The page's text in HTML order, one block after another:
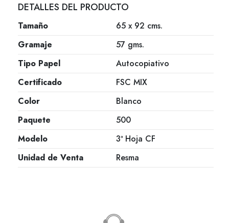
DETALLES DEL PRODUCTO
Tamaño
65 x 92 cms.
Gramaje
57 gms.
Tipo Papel
Autocopiativo
Certificado
FSC MIX
Color
Blanco
Paquete
500
Modelo
3ª Hoja CF
Unidad de Venta
Resma